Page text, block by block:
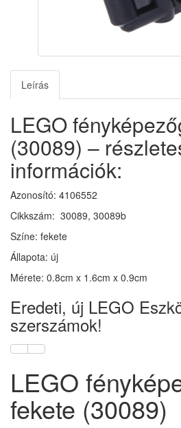
Leírás
LEGO
(30089) –
információk:
Azonosító: 4106552
Cikkszám: 30089, 30089b
Színe: fekete
Állapota: új
Mérete: 0.8cm x 1.6cm x 0.9cm
Eredeti, új LEGO
szerszámok!
LEGO
fekete (30089)